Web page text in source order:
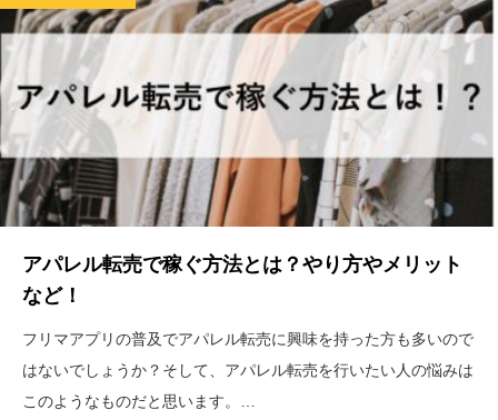
アパレル転売で稼ぐ方法とは？やり方やメリット
など！
フリマアプリの普及でアパレル転売に興味を持った方も多いので
はないでしょうか？そして、アパレル転売を行いたい人の悩みは
このようなものだと思います。…